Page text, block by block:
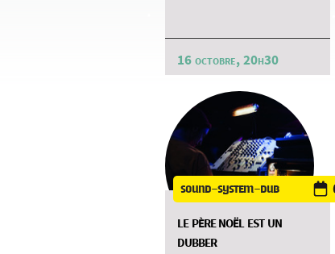
16 octobre, 20h30
sound-system-dub
le père noël est un
dubber